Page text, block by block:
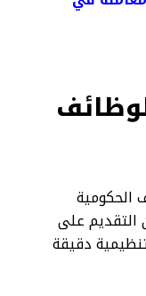
الحكومية
التقديم على
دقيقة